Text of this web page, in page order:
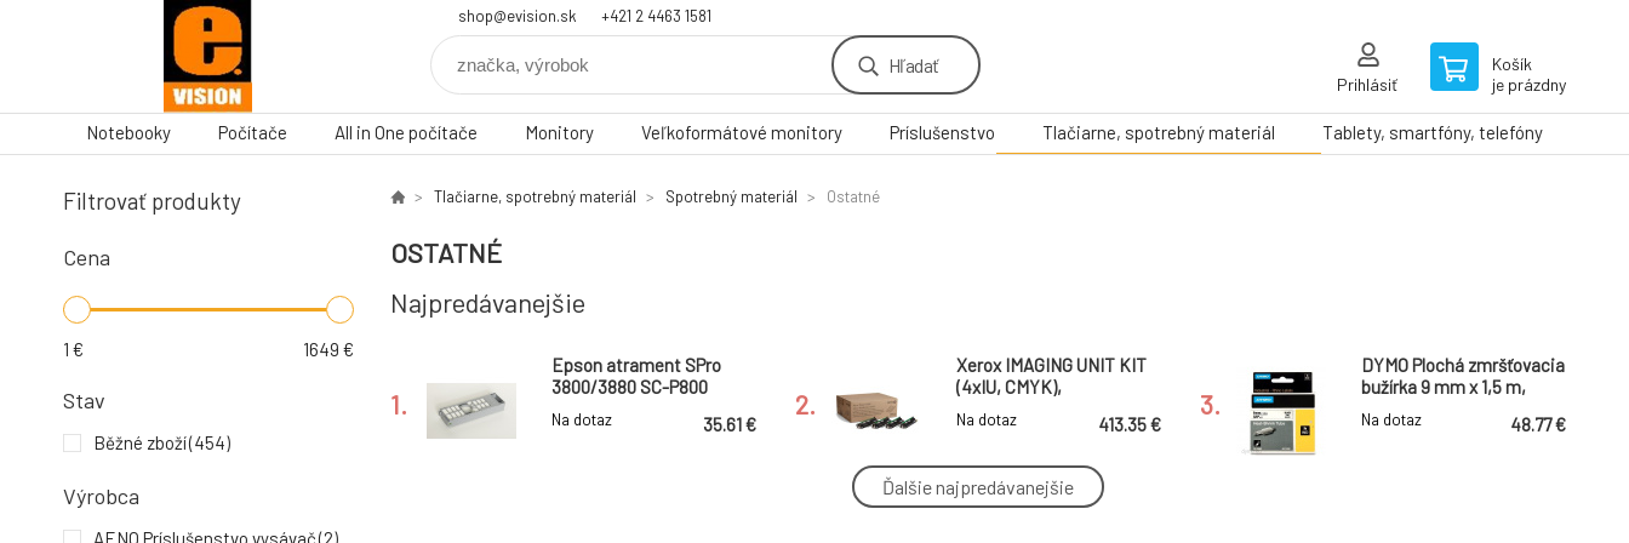
shop@evision.sk +421 2 4463 1581
Hľadať
Prihlásiť
Košík
je prázdny
Notebooky Počítače All in One počítače Monitory Veľkoformátové monitory Príslušenstvo Tlačiarne, spotrebný materiál Tablety, smartfóny, telefóny
Filtrovať produkty
Cena
1 € 1649 €
Stav
Běžné zboží(454)
Výrobca
AENO Príslušenstvo vysávač(2)
Tlačiarne, spotrebný materiál Spotrebný materiál Ostatné
OSTATNÉ
Najpredávanejšie
1.
Epson atrament SPro
3800/3880 SC-P800
maintenance cartridge
Na dotaz 35.61 €
2.
Xerox IMAGING UNIT KIT
(4xIU, CMYK),
P6600/WC6605/6655, VL
C40x, 60k pages
Na dotaz 413.35 €
3.
DYMO Plochá zmršťovacia
bužírka 9 mm x 1,5 m,
čierna/biela
Na dotaz 48.77 €
Xerox toner AL C8000
Ďalšie najpredávanejšie